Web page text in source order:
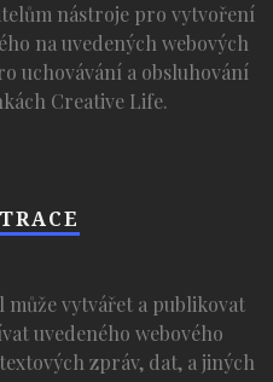
nástroje pro vytvoření
na uvedených webových
uchovávání a obsluhování
Creative Life.
vytvářet a publikovat
uvedeného webového
zpráv, dat, a jiných